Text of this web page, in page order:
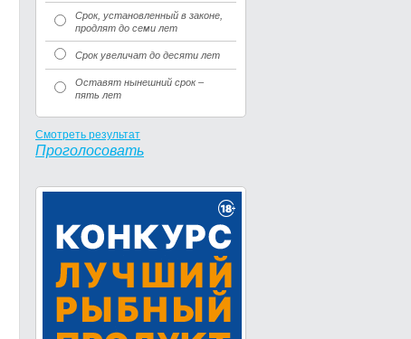
Срок, установленный в законе,
продлят до семи лет
Срок увеличат до десяти лет
Оставят нынешний срок –
пять лет
Смотреть результат
Проголосовать